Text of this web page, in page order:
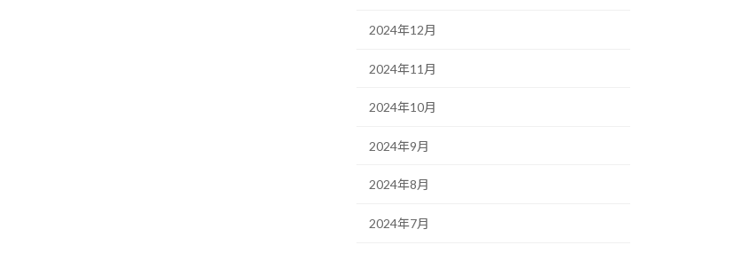
2024年12月
2024年11月
2024年10月
2024年9月
2024年8月
2024年7月